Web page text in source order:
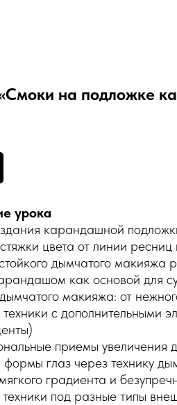
на подложке
урока
карандашной
цвета от линии ресниц
дымчатого макияжа
как основой для
макияжа: от
с дополнительными
приемы увеличения
формы глаз через технику
градиента и
техники под разные типы